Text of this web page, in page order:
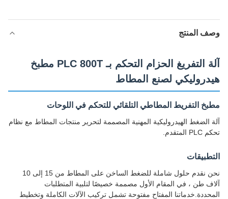
وصف المنتج
آلة التفريغ الحزام التحكم بـ PLC 800T مطبخ
هيدروليكي لصنع المطاط
مطبخ التفريط المطاطي التلقائي للتحكم في اللوحات
آلة الضغط الهيدروليكية المهنية المصممة لتحرير منتجات المطاط مع نظام
تحكم PLC المتقدم.
التطبيقات
نحن نقدم حلول شاملة للضغط الساخن على المطاط من 15 إلى 10
آلاف طن ، في المقام الأول مصممة خصيصًا لتلبية المتطلبات
المحددة.خدماتنا المفتاح مفتوحة تشمل تركيب الآلات الكاملة وتخطيط